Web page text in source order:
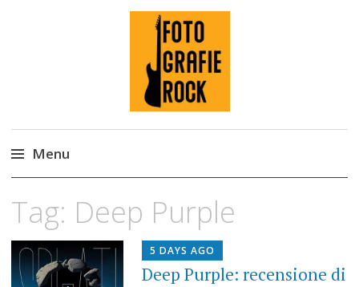
Fotografie ROCK
Menu
content
Tag: Deep Purple
5 DAYS AGO
Deep Purple: recensione di